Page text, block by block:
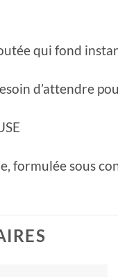
qui fond
d’attendre
formulée sous